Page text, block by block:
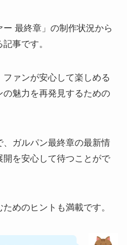
ー 最終章」の制作状況から
事です。
ァンが安心して楽しめる
魅力を再発見するための
、ガルパン最終章の最新情
を安心して待つことがで
めのヒントも満載です。